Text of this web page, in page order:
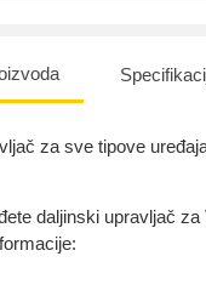
za sve tipove
daljinski upravljač za